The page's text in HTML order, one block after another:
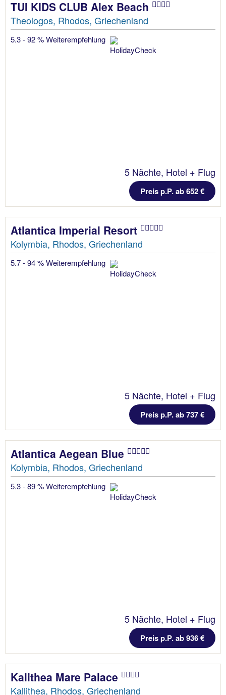
TUI KIDS CLUB Alex Beach
Theologos, Rhodos, Griechenland
5.3 - 92 % Weiterempfehlung
5 Nächte, Hotel + Flug
Preis p.P. ab 652 €
Atlantica Imperial Resort
Kolymbia, Rhodos, Griechenland
5.7 - 94 % Weiterempfehlung
5 Nächte, Hotel + Flug
Preis p.P. ab 737 €
Atlantica Aegean Blue
Kolymbia, Rhodos, Griechenland
5.3 - 89 % Weiterempfehlung
5 Nächte, Hotel + Flug
Preis p.P. ab 936 €
Kalithea Mare Palace
Kallithea, Rhodos, Griechenland